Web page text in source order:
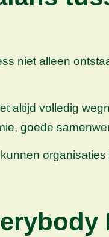
niet alleen
altijd volledig
goede